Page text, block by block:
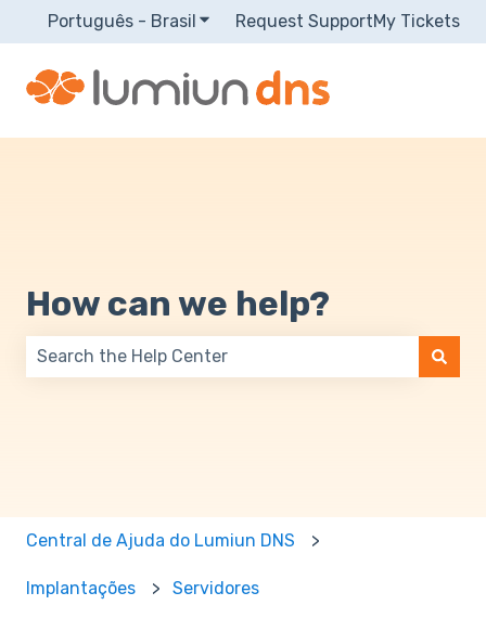
Português - Brasil Mostrar submenu para traduções
Request SupportMy Tickets
How can we help?
Central de Ajuda do Lumiun DNS
Implantações Servidores